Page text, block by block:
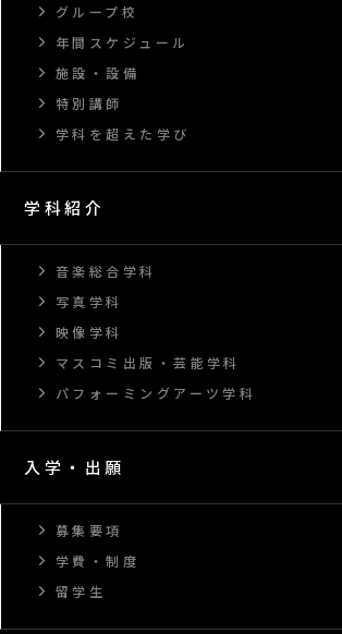
グループ校
年間スケジュール
施設・設備
特別講師
学科を超えた学び
学科紹介
音楽総合学科
写真学科
映像学科
マスコミ出版・芸能学科
パフォーミングアーツ学科
入学・出願
募集要項
学費・制度
留学生